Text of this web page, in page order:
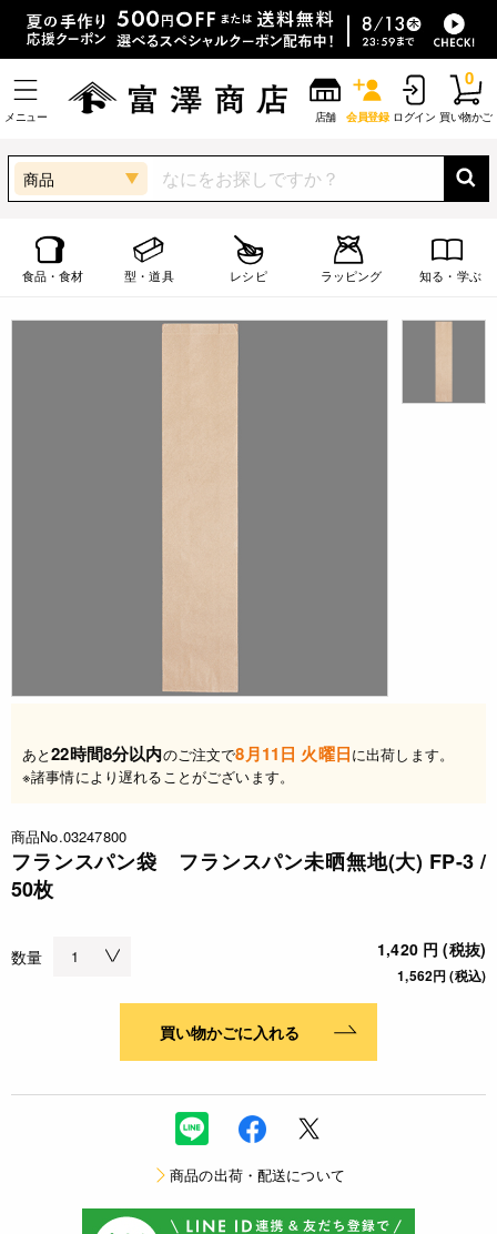
メニュー 店舗 会員登録 ログイン 買い物かご
0
商品
食品・食材 型・道具 レシピ ラッピング 知る・学ぶ
あと22時間8分以内のご注文で8月11日 火曜日に出荷します。
※諸事情により遅れることがございます。
商品No.03247800
フランスパン袋 フランスパン未晒無地(大) FP-3 /
50枚
数量 1,420 円 (税抜)
1,562円 (税込)
買い物かごに入れる
商品の出荷・配送について